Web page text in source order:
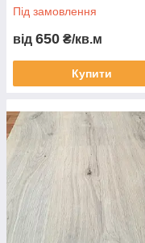
Під замовлення
від 650 ₴/кв.м
Купити